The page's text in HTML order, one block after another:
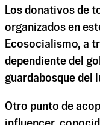
Los donativos de
organizados en
Ecosocialismo, a
dependiente del
guardabosque del
Otro punto de